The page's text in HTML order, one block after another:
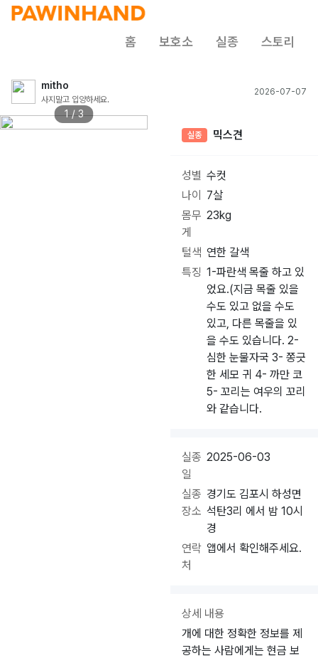
홈 보호소 실종 스토리
mitho
사지말고 입양하세요.
2026-07-07
1 / 3
실종 믹스견
성별 수컷
나이
7살
몸무
게
23kg
털색 연한 갈색
특징 1-파란색 목줄 하고 있
었요.(지금 목줄 있을
수도 있고 없을 수도
있고, 다른 목줄을 있
을 수도 있습니다. 2-
심한 눈물자국 3- 쫑긋
한 세모 귀 4- 까만 코
5- 꼬리는 여우의 꼬리
와 같습니다.
실종
일
2025-06-03
실종
장소
경기도 김포시 하성면
석탄3리 에서 밤 10시
경
연락
처
앱에서 확인해주세요.
상세 내용
개에 대한 정확한 정보를 제
공하는 사람에게는 현금 보